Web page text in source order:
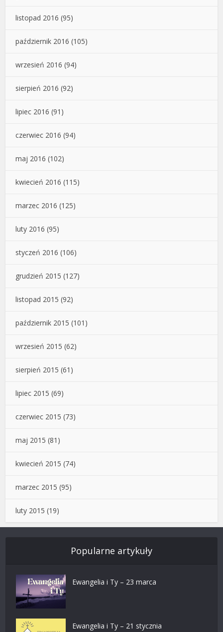
listopad 2016 (95)
październik 2016 (105)
wrzesień 2016 (94)
sierpień 2016 (92)
lipiec 2016 (91)
czerwiec 2016 (94)
maj 2016 (102)
kwiecień 2016 (115)
marzec 2016 (125)
luty 2016 (95)
styczeń 2016 (106)
grudzień 2015 (127)
listopad 2015 (92)
październik 2015 (101)
wrzesień 2015 (62)
sierpień 2015 (61)
lipiec 2015 (69)
czerwiec 2015 (73)
maj 2015 (81)
kwiecień 2015 (74)
marzec 2015 (95)
luty 2015 (19)
Popularne artykuły
Ewangelia i Ty – 23 marca
Ewangelia i Ty – 21 stycznia